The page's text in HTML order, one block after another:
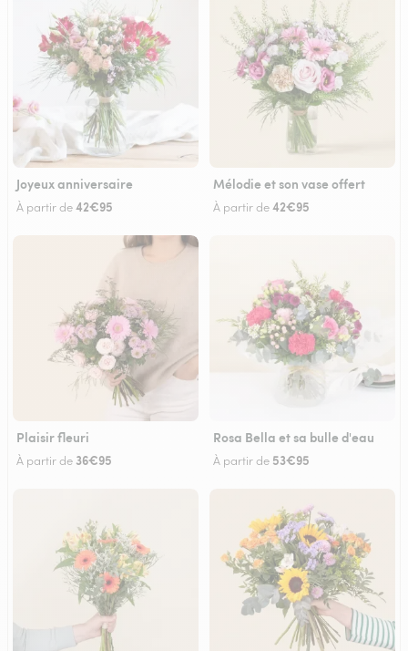
Joyeux anniversaire
À partir de42€95
Mélodie et son vase offert
À partir de42€95
Plaisir fleuri
À partir de 36€95
Rosa Bella et sa bulle d'eau
À partir de 53€95